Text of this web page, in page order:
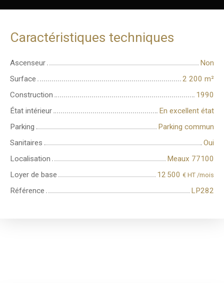
Caractéristiques techniques
Ascenseur
Non
Surface
2 200 m²
Construction
1990
État intérieur
En excellent état
Parking
Parking commun
Sanitaires
Oui
Localisation
Meaux 77100
Loyer de base
12 500 € HT /mois
Référence LP282